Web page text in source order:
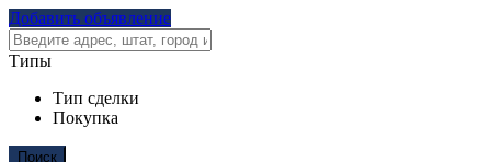
Добавить объявление
Типы
Тип сделки
Покупка